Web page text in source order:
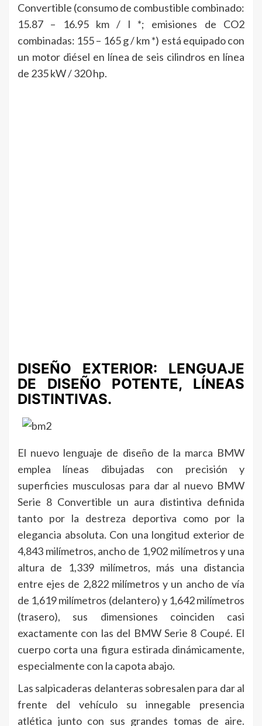
Convertible (consumo de combustible combinado:
15.87 – 16.95 km / l *; emisiones de CO2
combinadas: 155 – 165 g / km *) está equipado con
un motor diésel en línea de seis cilindros en línea
de 235 kW / 320 hp.
DISEÑO EXTERIOR: LENGUAJE
DE DISEÑO POTENTE, LÍNEAS
DISTINTIVAS.
El nuevo lenguaje de diseño de la marca BMW
emplea líneas dibujadas con precisión y
superficies musculosas para dar al nuevo BMW
Serie 8 Convertible un aura distintiva definida
tanto por la destreza deportiva como por la
elegancia absoluta. Con una longitud exterior de
4,843 milímetros, ancho de 1,902 milímetros y una
altura de 1,339 milímetros, más una distancia
entre ejes de 2,822 milímetros y un ancho de vía
de 1,619 milímetros (delantero) y 1,642 milímetros
(trasero), sus dimensiones coinciden casi
exactamente con las del BMW Serie 8 Coupé. El
cuerpo corta una figura estirada dinámicamente,
especialmente con la capota abajo.
Las salpicaderas delanteras sobresalen para dar al
frente del vehículo su innegable presencia
atlética junto con sus grandes tomas de aire.